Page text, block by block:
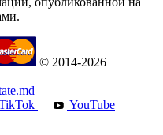
© 2014-2026
YouTube